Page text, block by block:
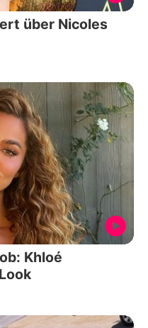
über Nicoles
Khloé